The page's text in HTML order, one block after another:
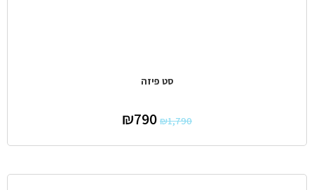
סט פיזה
₪1,790
₪790